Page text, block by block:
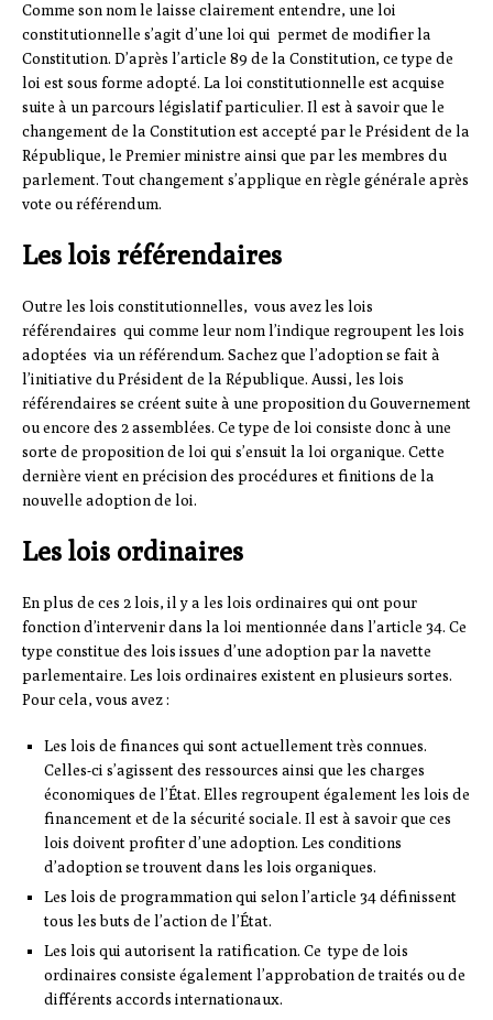
Comme son nom le laisse clairement entendre, une loi
constitutionnelle s’agit d’une loi qui permet de modifier la
Constitution. D’après l’article 89 de la Constitution, ce type de
loi est sous forme adopté. La loi constitutionnelle est acquise
suite à un parcours législatif particulier. Il est à savoir que le
changement de la Constitution est accepté par le Président de la
République, le Premier ministre ainsi que par les membres du
parlement. Tout changement s’applique en règle générale après
vote ou référendum.
Les lois référendaires
Outre les lois constitutionnelles, vous avez les lois
référendaires qui comme leur nom l’indique regroupent les lois
adoptées via un référendum. Sachez que l’adoption se fait à
l’initiative du Président de la République. Aussi, les lois
référendaires se créent suite à une proposition du Gouvernement
ou encore des 2 assemblées. Ce type de loi consiste donc à une
sorte de proposition de loi qui s’ensuit la loi organique. Cette
dernière vient en précision des procédures et finitions de la
nouvelle adoption de loi.
Les lois ordinaires
En plus de ces 2 lois, il y a les lois ordinaires qui ont pour
fonction d’intervenir dans la loi mentionnée dans l’article 34. Ce
type constitue des lois issues d’une adoption par la navette
parlementaire. Les lois ordinaires existent en plusieurs sortes.
Pour cela, vous avez :
Les lois de finances qui sont actuellement très connues.
Celles-ci s’agissent des ressources ainsi que les charges
économiques de l’État. Elles regroupent également les lois de
financement et de la sécurité sociale. Il est à savoir que ces
lois doivent profiter d’une adoption. Les conditions
d’adoption se trouvent dans les lois organiques.
Les lois de programmation qui selon l’article 34 définissent
tous les buts de l’action de l’État.
Les lois qui autorisent la ratification. Ce type de lois
ordinaires consiste également l’approbation de traités ou de
différents accords internationaux.